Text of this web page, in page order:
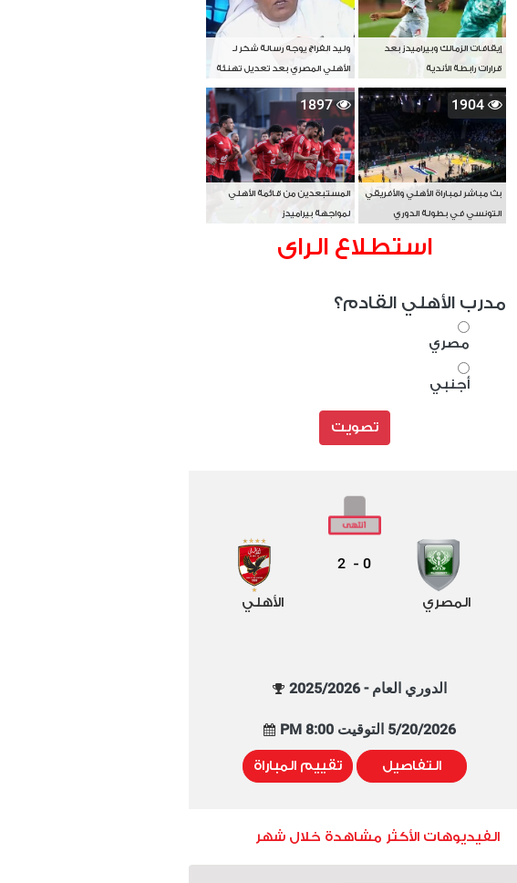
إيقافات الزمالك وبيراميدز بعد
قرارات رابطة الأندية
وليد الفراج يوجه رسالة شكر لـ
الأهلي المصري بعد تعديل تهنئة
بطل آسيا
1904
بث مباشر لمباراة الأهلي والأفريقي
التونسي في بطولة الدوري
1897
المستبعدين من قائمة الأهلي
لمواجهة بيراميدز
استطلاع الراى
مدرب الأهلي القادم؟
مصري
أجنبي
تصويت
المصري
0
-
2
الأهلي
الدوري العام - 2025/2026
5/20/2026 التوقيت 8:00 PM
التفاصيل تقييم المباراة
الفيديوهات الأكثر مشاهدة خلال شهر